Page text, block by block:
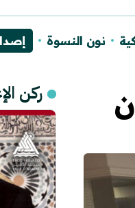
نون النسوة
ركن